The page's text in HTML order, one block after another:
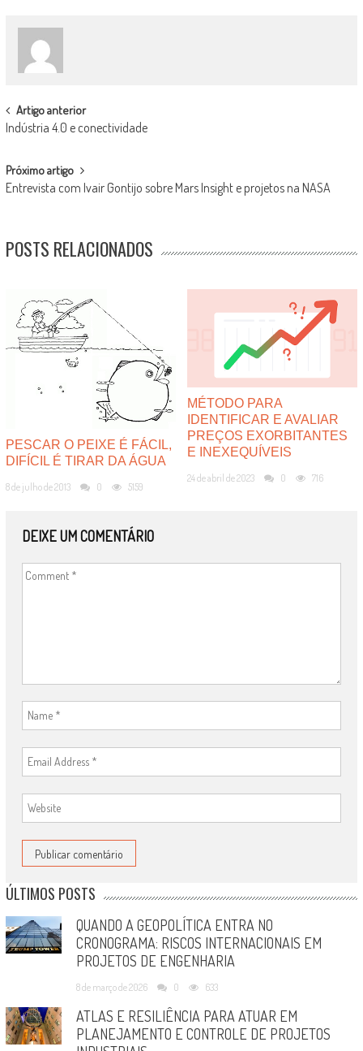
POST
NAVIGATION
Artigo anterior
Indústria 4.0 e conectividade
Próximo artigo
Entrevista com Ivair Gontijo sobre Mars Insight e projetos na NASA
POSTS RELACIONADOS
PESCAR O PEIXE É FÁCIL,
DIFÍCIL É TIRAR DA ÁGUA
8 de julho de 2013 0 5159
MÉTODO PARA
IDENTIFICAR E AVALIAR
PREÇOS EXORBITANTES
E INEXEQUÍVEIS
24 de abril de 2023 0 716
DEIXE UM COMENTÁRIO
ÚLTIMOS POSTS
QUANDO A GEOPOLÍTICA ENTRA NO
CRONOGRAMA: RISCOS INTERNACIONAIS EM
PROJETOS DE ENGENHARIA
8 de março de 2026 0 633
ATLAS E RESILIÊNCIA PARA ATUAR EM
PLANEJAMENTO E CONTROLE DE PROJETOS